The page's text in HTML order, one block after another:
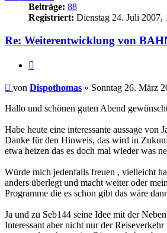
Beiträge: 88
Registriert: Dienstag 24. Juli 2007,
Re: Weiterentwicklung von
Beitrag
von Dispothomas » Sonntag 26. März
Hallo und schönen guten Abend
Habe heute eine interessante aussage von
Danke für den Hinweis, das wird in
etwa heizen das es doch mal wieder was
Würde mich jedenfalls freuen , vielleicht
anders überlegt und macht weiter oder
Programme die es schon gibt das wäre
Ja und zu Seb144 seine Idee mit der
Interessant aber nicht nur der